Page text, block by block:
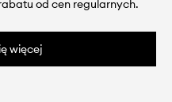
od cen regularnych.
więcej